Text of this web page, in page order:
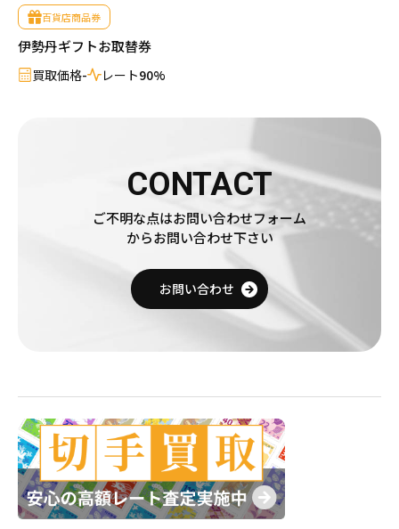
百貨店商品券
伊勢丹ギフトお取替券
買取価格- レート90%
CONTACT
ご不明な点はお問い合わせフォーム
からお問い合わせ下さい
お問い合わせ